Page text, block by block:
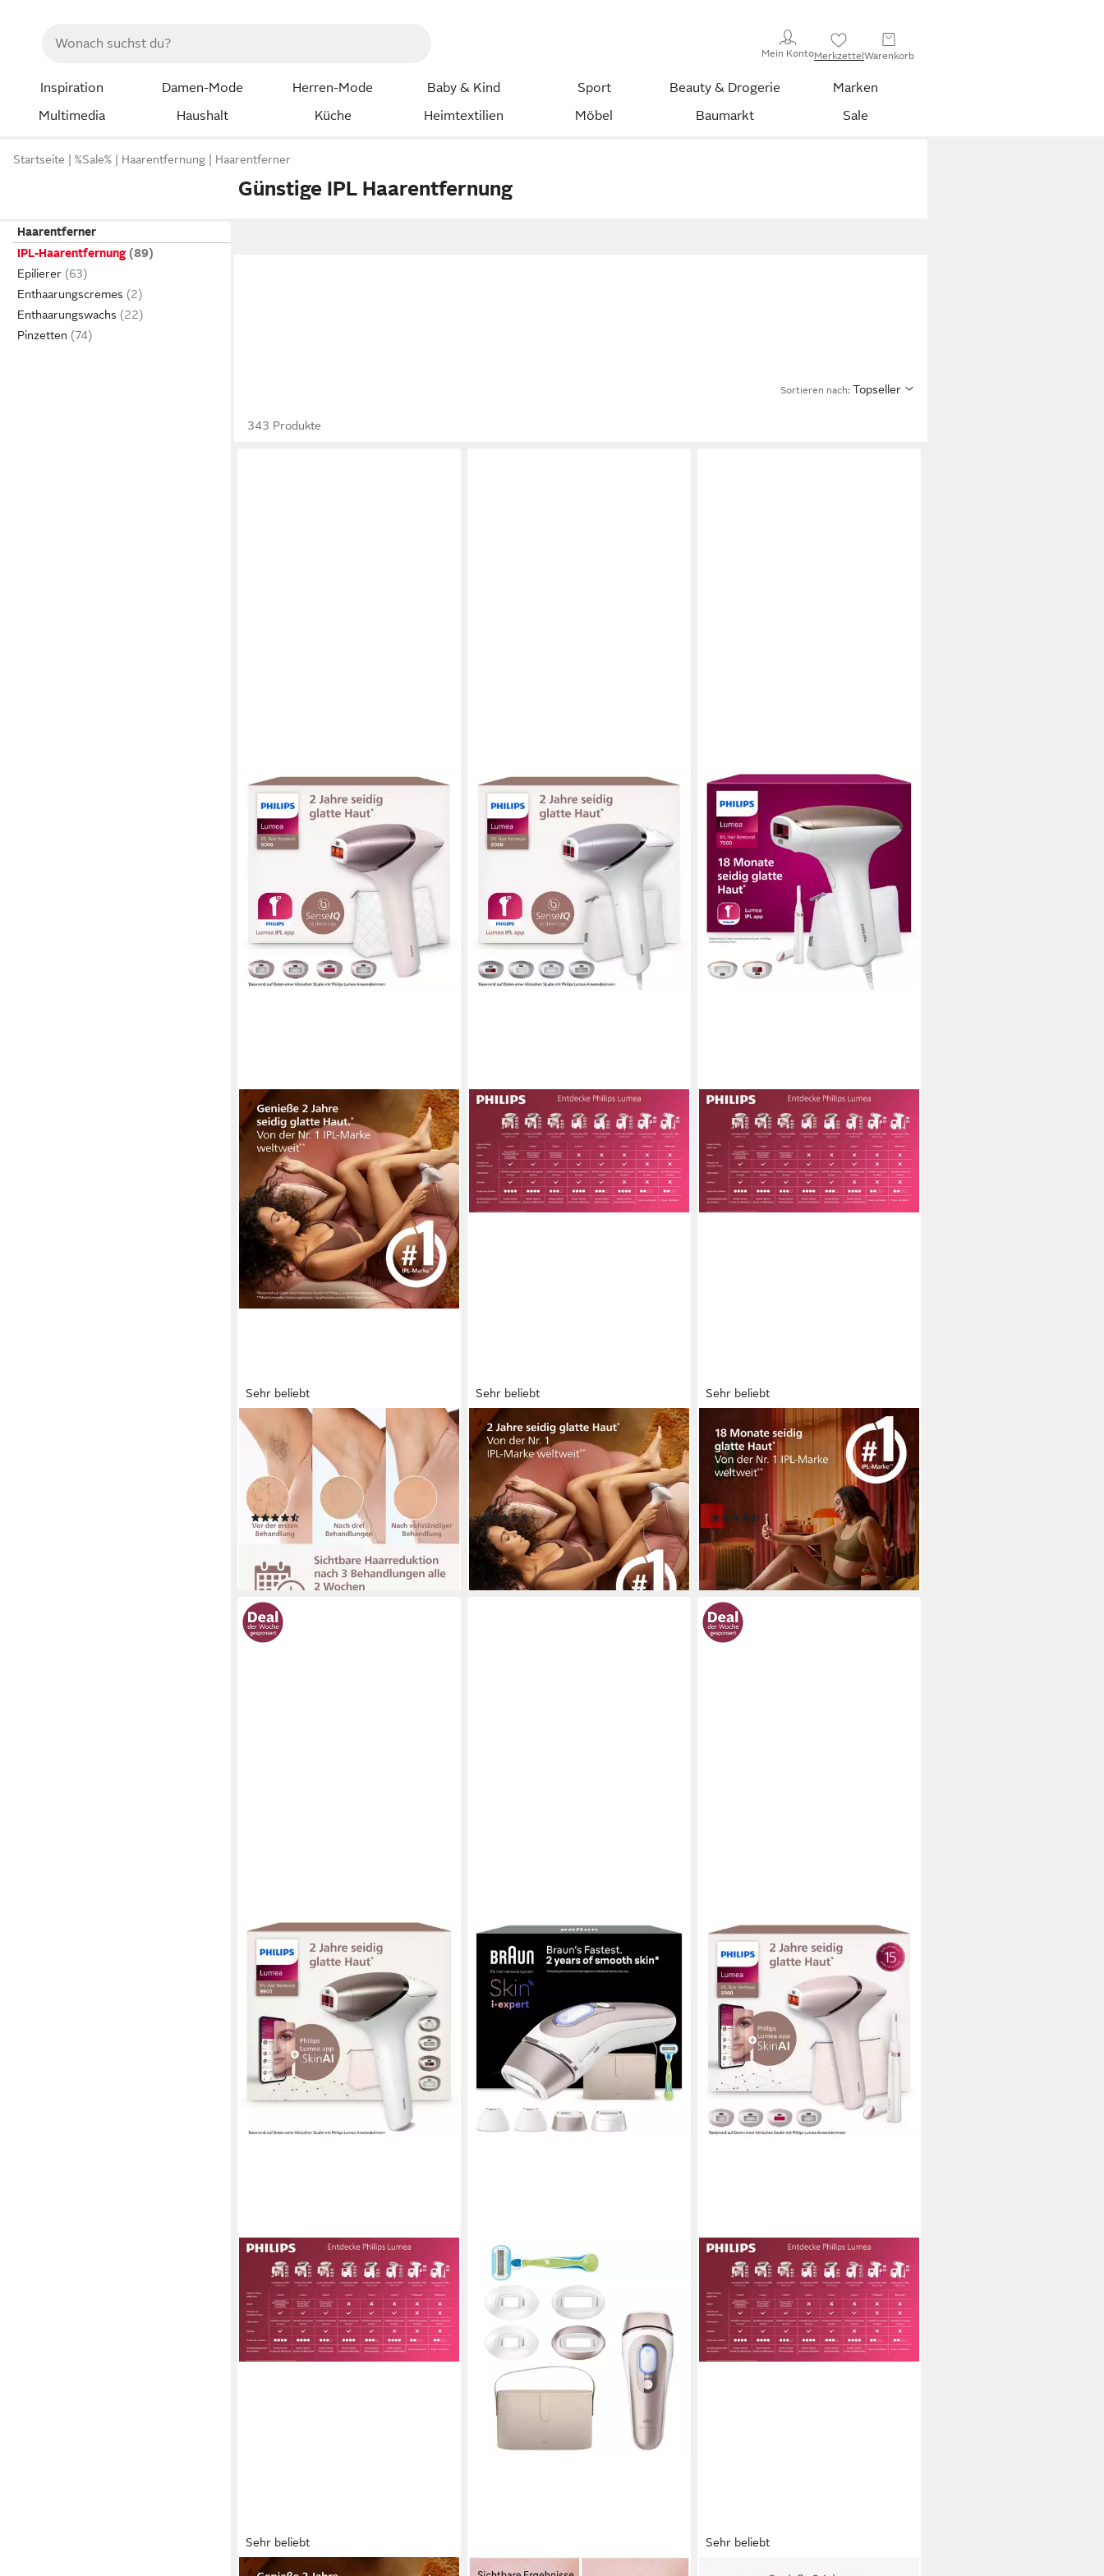
Mein KontoMerkzettelWarenkorb
Inspiration Damen-Mode Herren-Mode Baby & Kind Sport Beauty & Drogerie
Marken
Multimedia
Haushalt Küche Heimtextilien Möbel Baumarkt Sale
Startseite %Sale% Haarentfernung Haarentferner
Günstige IPL Haarentfernung
Haarentferner
IPL-Haarentfernung
Epilierer
Enthaarungscremes
Enthaarungswachs
Pinzetten
Sortieren nach: Topseller
343 Produkte
Sehr beliebt
IPL-Haarentferner Philips Lumea
Series 9000 BRI958/00, 450.000
Lichtimpulse, 4 Aufsätze (Achseln,
Bikinizone, Körper und Gesicht),
kabellos
(1376)
479,99 € UVP569,99 €
lieferbar - in 1-2 Werktagen bei dir
Sehr beliebt
PHILIPS
IPL-Haarentferner Philips Lumea
Series 8000 BRI947/00, 450.000
Lichtimpulse, 4 Aufsätze (Achseln,
Bikinizone, Körper und Gesicht)
(276)
299,99 € UVP549,99 €
-45%
lieferbar - in 1-2 Werktagen bei dir
Sehr beliebt
PHILIPS
IPL-Haarentferner Philips Lumea
Series 7000 BRI921/00, 250.000
Lichtimpulse, 2 Aufsätze (Körper und
Gesicht), inkl. Präzisionstrimmer
(850)
259,99 € UVP399,99 €
-35%
lieferbar - in 3-5 Werktagen bei dir
Sehr beliebt Sehr beliebt